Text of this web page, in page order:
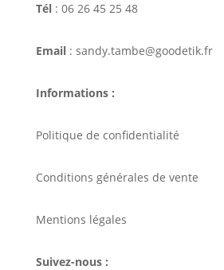
Tél: 06 26 45 25 48
Email: sandy.tambe@goodetik.fr
Informations :
Politique de confidentialité
Conditions générales de vente
Mentions légales
Suivez-nous :